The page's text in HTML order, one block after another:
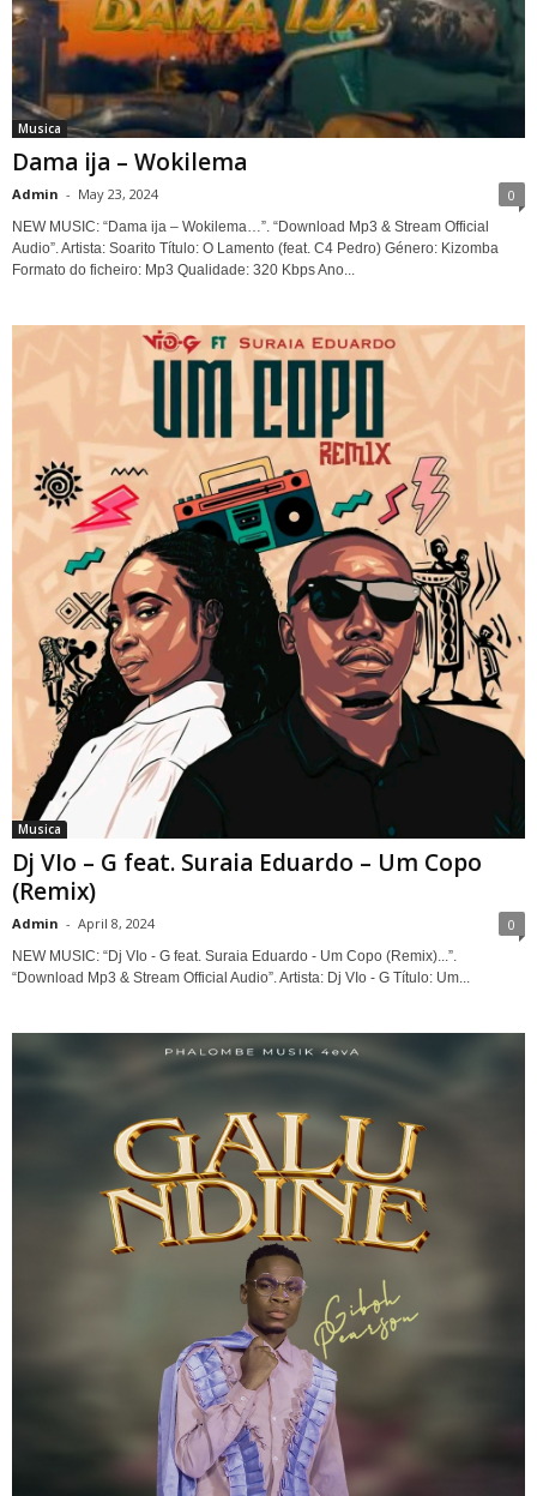
Musica
Dama ija – Wokilema
Admin - May 23, 2024 0
NEW MUSIC: “Dama ija – Wokilema…”. “Download Mp3 & Stream Official
Audio”. Artista: Soarito Título: O Lamento (feat. C4 Pedro) Género: Kizomba
Formato do ficheiro: Mp3 Qualidade: 320 Kbps Ano...
Musica
Dj VIo – G feat. Suraia Eduardo – Um Copo
(Remix)
Admin - April 8, 2024 0
NEW MUSIC: “Dj VIo - G feat. Suraia Eduardo - Um Copo (Remix)...”.
“Download Mp3 & Stream Official Audio”. Artista: Dj VIo - G Título: Um...